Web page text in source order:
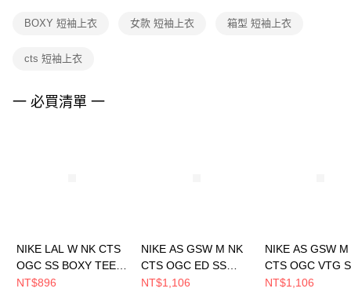
權轉讓予恩沛科技股份有限公司。
３．未成年的使用者請事先徵得法定代理人或監護人之同意方可使用
４．使用「AFTEE先享後付」時，將依據個別帳號之用戶狀況，依本公司即
BOXY 短袖上衣 女款 短袖上衣 箱型 短袖上衣
cts 短袖上衣
一 必買清單 一
NIKE LAL W NK CTS
OGC SS BOXY TEE
女 短袖上衣
NT$896
NIKE AS GSW M NK
CTS OGC ED SS
MAX 男 短袖上衣
NT$1,106
NIKE AS GSW M
CTS OGC VTG
MAX 男 短袖上衣
NT$1,106